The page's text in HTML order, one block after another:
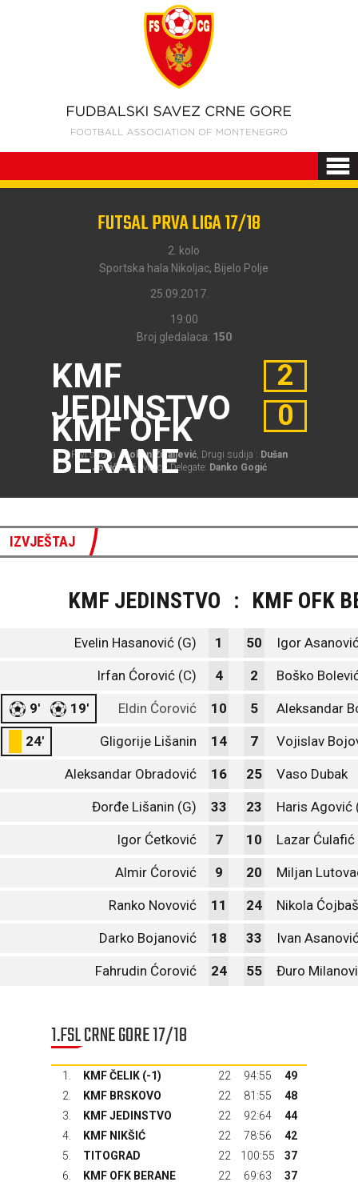
FUTSAL PRVA LIGA 17/18
2. kolo
Sportska hala Nikoljac, Bijelo Polje
25.09.2017.
19:00
Broj gledalaca: 150
KMF
JEDINSTVO
KMF OFK
BERANE
2
0
Prvi sudija :Boban Živaljević, Drugi sudija : Dušan
Jovićević, Match Delegate: Danko Gogić
IZVJEŠTAJ
KMF JEDINSTVO : KMF OFK
Evelin Hasanović (G) 1 50 Igor
Irfan Ćorović (C) 4 2 Boško
9' 19' Eldin Ćorović 10 5 Aleksandar
24' Gligorije Lišanin 14 7 Vojislav
Aleksandar Obradović 16 25 Vaso Dubak
Đorđe Lišanin (G) 33 23 Haris Agović
Igor Ćetković 7 10 Lazar Ćulafić
Almir Ćorović 9 20 Miljan
Ranko Novović 11 24 Nikola
Darko Bojanović 18 33 Ivan
Fahrudin Ćorović 24 55 Đuro
1.FSL CRNE GORE 17/18
1. KMF ČELIK (-1) 22 94:55
49
2.
KMF BRSKOVO 22 81:55
48
3.
KMF JEDINSTVO 22 92:64
44
4.
KMF NIKŠIĆ 22 78:56
42
5.
TITOGRAD 22 100:55
37
6.
KMF OFK BERANE 22 69:63
37